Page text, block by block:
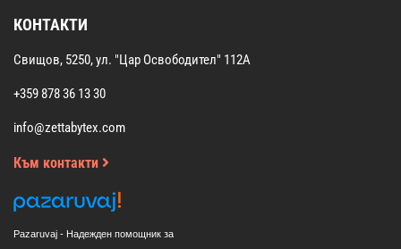
КОНТАКТИ
Свищов, 5250, ул. "Цар Освободител" 112А
+359 878 36 13 30
info@zettabytex.com
Към контакти
Pazaruvaj - Надежден помощник за